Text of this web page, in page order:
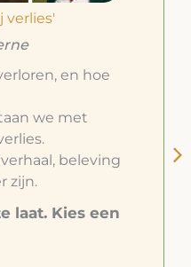
verlies'
en hoe
we met
beleving
zijn.
laat. Kies een